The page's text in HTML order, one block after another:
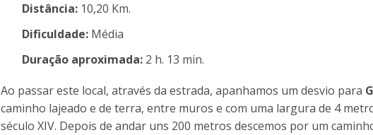
Distância:10,20 Km.
Dificuldade:Média
Duração aproximada:2 h. 13 min.
Ao passar este local, através da estrada, apanhamos um desvio para
caminho lajeado e de terra, entre muros e com uma largura de 4
século XIV. Depois de andar uns 200 metros descemos por um